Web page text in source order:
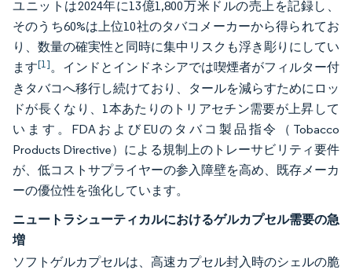
ユニットは2024年に13億1,800万米ドルの売上を記録し、
そのうち60%は上位10社のタバコメーカーから得られてお
り、数量の確実性と同時に集中リスクも浮き彫りにしてい
ます[1]。インドとインドネシアでは喫煙者がフィルター付
きタバコへ移行し続けており、タールを減らすためにロッ
ドが長くなり、1本あたりのトリアセチン需要が上昇して
います。FDAおよびEUのタバコ製品指令（Tobacco
Products Directive）による規制上のトレーサビリティ要件
が、低コストサプライヤーの参入障壁を高め、既存メーカ
ーの優位性を強化しています。
ニュートラシューティカルにおけるゲルカプセル需要の急
増
ソフトゲルカプセルは、高速カプセル封入時のシェルの脆